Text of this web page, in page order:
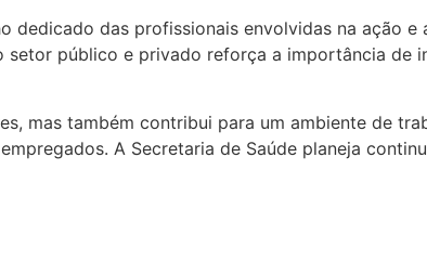
dedicado das profissionais envolvidas na ação
setor público e privado reforça a importância de
mas também contribui para um ambiente de
A Secretaria de Saúde planeja